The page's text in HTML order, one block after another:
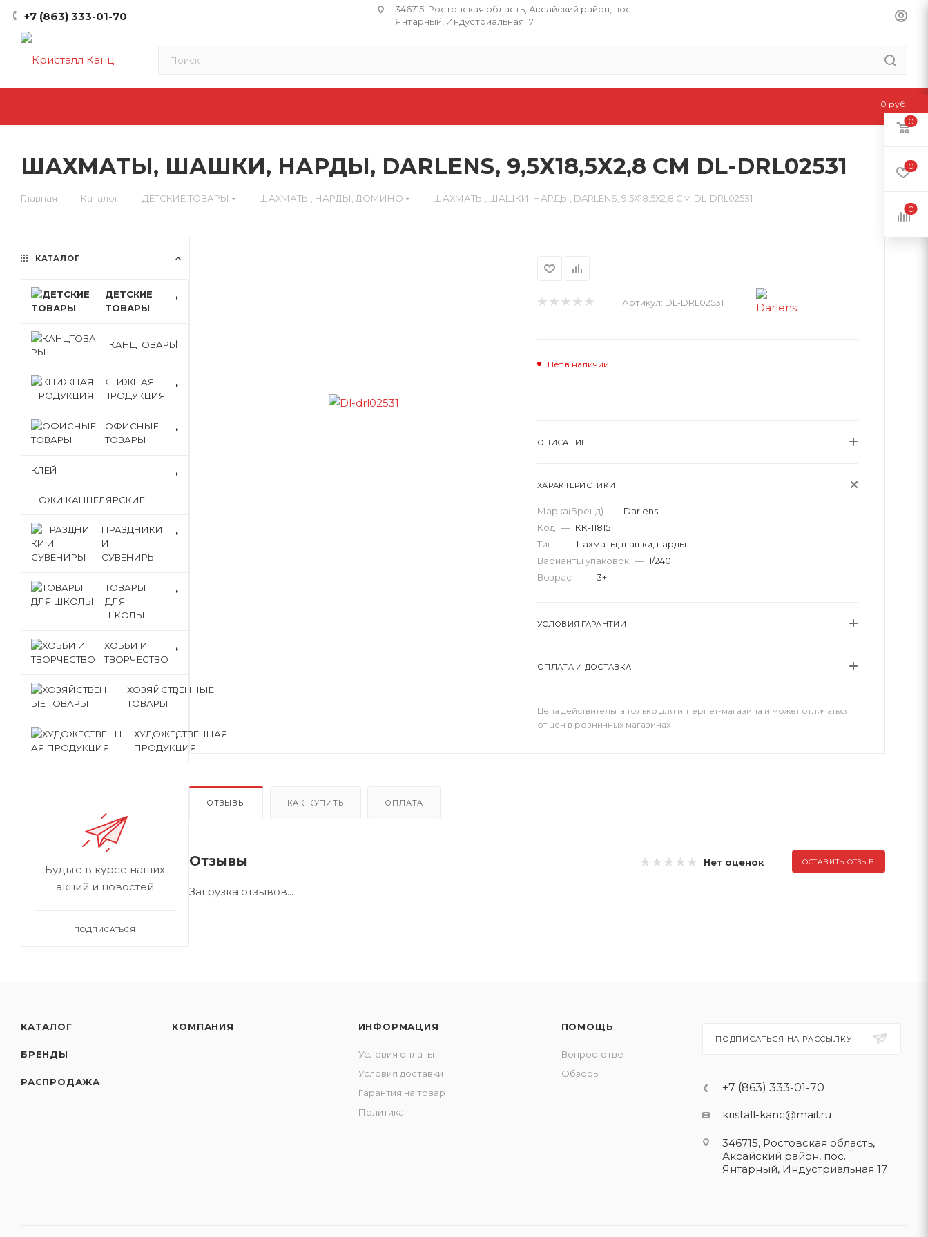
+7 (863) 333-01-70
346715, Ростовская область​, Аксайский район, пос.
Янтарный, Индустриальная 17
ШАХМАТЫ, ШАШКИ, НАРДЫ, DARLENS, 9,5Х18,5Х2,8 СМ DL-DRL02531
Главная — Каталог — ДЕТСКИЕ ТОВАРЫ — ШАХМАТЫ, НАРДЫ, ДОМИНО — ШАХМАТЫ, ШАШКИ, НАРДЫ, DARLENS, 9,5Х18,5Х2,8 СМ DL-DRL02531
Артикул: DL-DRL02531
Нет в наличии
ОПИСАНИЕ
ХАРАКТЕРИСТИКИ
Марка(Бренд) — Darlens
Код — КК-118151
Тип — Шахматы, шашки, нарды
Варианты упаковок — 1/240
Возраст — 3+
УСЛОВИЯ ГАРАНТИИ
ОПЛАТА И ДОСТАВКА
Цена действительна только для интернет-магазина и может отличаться
от цен в розничных магазинах
ОТЗЫВЫ КАК КУПИТЬ ОПЛАТА
Отзывы Нет оценок ОСТАВИТЬ ОТЗЫВ
Загрузка отзывов...
КАТАЛОГ
ДЕТСКИЕ
ТОВАРЫ
КАНЦТОВАРЫ
КНИЖНАЯ
ПРОДУКЦИЯ
ОФИСНЫЕ
ТОВАРЫ
КЛЕЙ
НОЖИ КАНЦЕЛЯРСКИЕ
ПРАЗДНИКИ
И
СУВЕНИРЫ
ТОВАРЫ
ДЛЯ
ШКОЛЫ
ХОББИ И
ТВОРЧЕСТВО
ХОЗЯЙСТВЕННЫЕ
ТОВАРЫ
ХУДОЖЕСТВЕННАЯ
ПРОДУКЦИЯ
Будьте в курсе наших
акций и новостей
ПОДПИСАТЬСЯ
КАТАЛОГ
БРЕНДЫ
РАСПРОДАЖА
КОМПАНИЯ ИНФОРМАЦИЯ
Условия оплаты
Условия доставки
Гарантия на товар
Политика
ПОМОЩЬ
Вопрос-ответ
Обзоры
ПОДПИСАТЬСЯ НА РАССЫЛКУ
+7 (863) 333-01-70
kristall-kanc@mail.ru
346715, Ростовская область​,
Аксайский район, пос.
Янтарный, Индустриальная 17
0
0
0
0 руб.